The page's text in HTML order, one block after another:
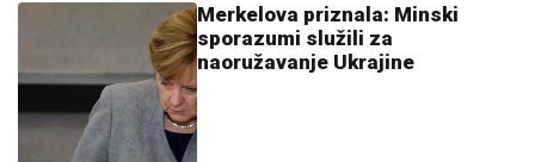
Merkelova priznala: Minski
sporazumi služili za
naoružavanje Ukrajine